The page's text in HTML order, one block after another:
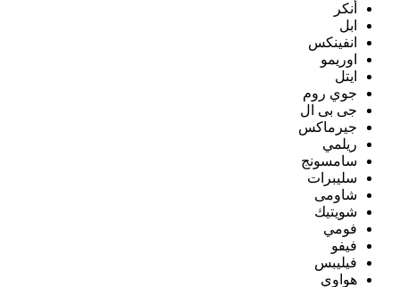
أنكر
ابل
انفينكس
اوريمو
ايتل
جوي روم
جى بى ال
جيرماكس
ريلمي
سامسونج
سليبرات
شاومى
شويتيك
فومي
فيفو
فيليبس
هواوي